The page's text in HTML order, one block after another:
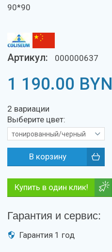
90*90
Артикул: 000000637
1 190.00 BYN
2 вариации
Выберите цвет:
тонированный/черный
Купить в один клик!
Гарантия и сервис:
Гарантия 1 год